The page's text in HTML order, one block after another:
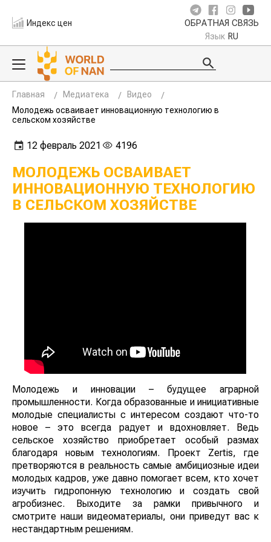
Индекс цен ОБРАТНАЯ СВЯЗЬ
Язык RU
Главная Медиатека
Видео
Молодежь осваивает инновационную технологию в
сельском хозяйстве
12 февраль 2021 4196
МОЛОДЕЖЬ ОСВАИВАЕТ
ИННОВАЦИОННУЮ ТЕХНОЛОГИЮ
В СЕЛЬСКОМ ХОЗЯЙСТВЕ
Молодежь и инновации – будущее аграрной
промышленности. Когда образованные и инициативные
молодые специалисты с интересом создают что-то
новое – это всегда радует и вдохновляет. Ведь
сельское хозяйство приобретает особый размах
благодаря новым технологиям. Проект Zertis, где
претворяются в реальность самые амбициозные идеи
молодых кадров, уже давно помогает всем, кто хочет
изучить гидропонную технологию и создать свой
агробизнес. Выходите за рамки привычного и
смотрите наши видеоматериалы, они приведут вас к
нестандартным решениям.